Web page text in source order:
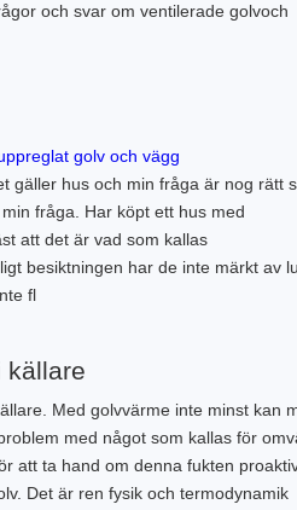
och svar om ventilerade golvoch
golv och vägg
gäller hus och min fråga är nog rätt
fråga. Har köpt ett hus med
att det är vad som kallas
besiktningen har de inte märkt av
fl
källare
Med golvvärme inte minst kan
med något som kallas för
att ta hand om denna fukten
Det är ren fysik och termodynamik